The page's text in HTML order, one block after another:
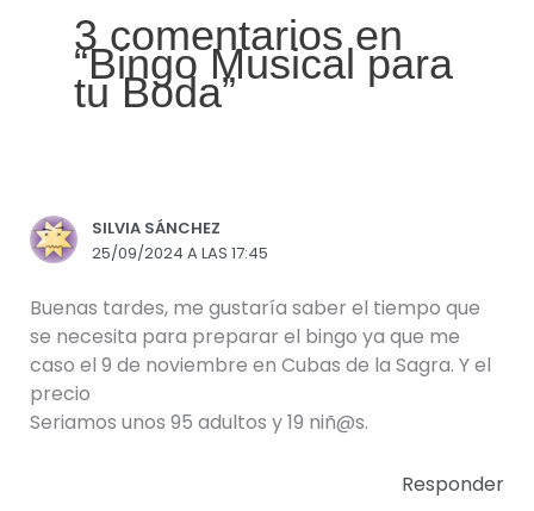
3 comentarios en
“Bingo Musical para
tu Boda”
SILVIA SÁNCHEZ
25/09/2024 A LAS 17:45
Buenas tardes, me gustaría saber el tiempo que
se necesita para preparar el bingo ya que me
caso el 9 de noviembre en Cubas de la Sagra. Y el
precio
Seriamos unos 95 adultos y 19 niñ@s.
Responder